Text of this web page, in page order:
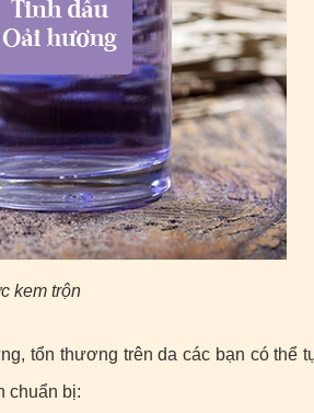
kem trộn
tổn thương trên da các bạn có thể
chuẩn bị: